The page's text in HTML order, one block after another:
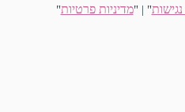
" | "מדיניות פרטיות"